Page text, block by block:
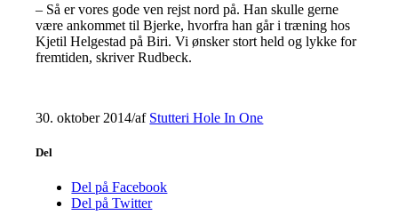
– Så er vores gode ven rejst nord på. Han skulle gerne
være ankommet til Bjerke, hvorfra han går i træning hos
Kjetil Helgestad på Biri. Vi ønsker stort held og lykke for
fremtiden, skriver Rudbeck.
30. oktober 2014/af Stutteri Hole In One
Del
Del på Facebook
Del på Twitter